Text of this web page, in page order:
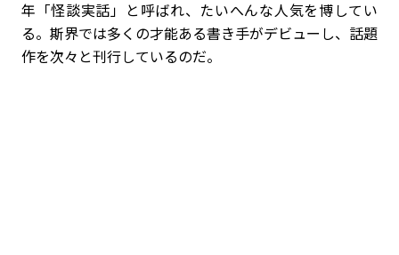
年「怪談実話」と呼ばれ、たいへんな人気を博してい
る。斯界では多くの才能ある書き手がデビューし、話題
作を次々と刊行しているのだ。